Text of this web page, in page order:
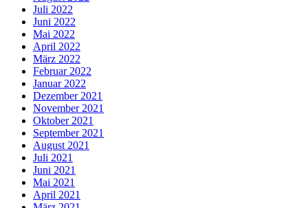
Juli 2022
Juni 2022
Mai 2022
April 2022
März 2022
Februar 2022
Januar 2022
Dezember 2021
November 2021
Oktober 2021
September 2021
August 2021
Juli 2021
Juni 2021
Mai 2021
April 2021